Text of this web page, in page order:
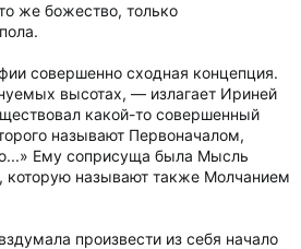
же божество, только
совершенно сходная концепция.
высотах, — излагает Ириней
какой-то совершенный
называют Первоначалом,
Ему соприсуща была Мысль
которую называют также Молчанием
произвести из себя начало